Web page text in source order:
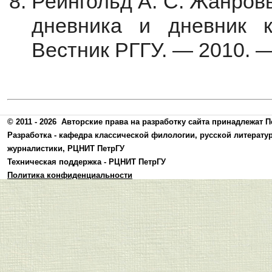
дневника и дневник
Вестник РГГУ. — 2010.
© 2011 - 2026 Авторские права на разработку сайта принадлежат
Разработка - кафедра классической филологии, русской
журналистики, РЦНИТ ПетрГУ
Техническая поддержка - РЦНИТ ПетрГУ
Политика конфиденциальности